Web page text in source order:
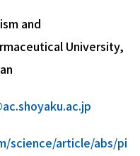
and
University,
science/article/abs/pi